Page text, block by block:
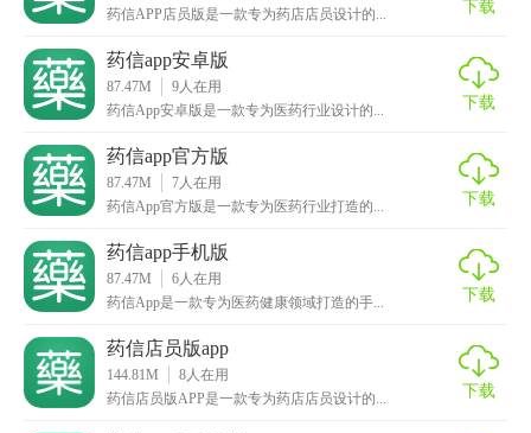
查询和筛选条件，便于销售业绩分析和客户管理。
4. 采购管理：协助制定采购计划，管理供应商信息，跟踪采
购订单状态，确保供应链顺畅。
员工积极性。
6. 数据安全：采用加密技术保护数据，确保信息安全无泄
露。
【药信2026版内容】
1. 基础数据设置：包括药品分类、供应商信息、客户信息
等。
药信APP店员版是一款专为药店店员设计的...
下载
药信app安卓版
87.47M 9人在用
药信App安卓版是一款专为医药行业设计的...
下载
药信app官方版
87.47M 7人在用
药信App官方版是一款专为医药行业打造的...
下载
药信app手机版
87.47M 6人在用
药信App是一款专为医药健康领域打造的手...
下载
药信店员版app
144.81M 8人在用
药信店员版APP是一款专为药店店员设计的...
下载